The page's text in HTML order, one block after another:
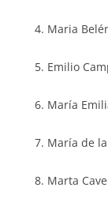
Maria
Emilio
María
María de
Marta